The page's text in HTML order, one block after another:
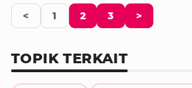
< 1 2 3 >
TOPIK TERKAIT